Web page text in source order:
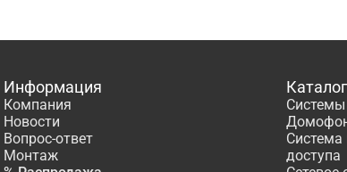
Информация
Компания
Новости
Вопрос-ответ
Монтаж
Система
доступа